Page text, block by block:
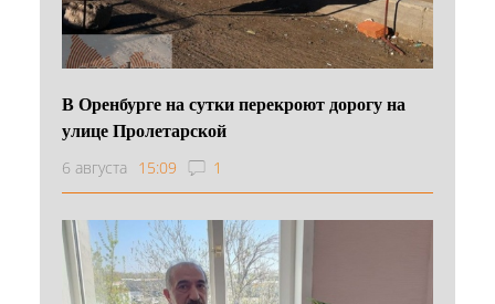
В Оренбурге на сутки перекроют дорогу на
улице Пролетарской
6 августа 15:09 1